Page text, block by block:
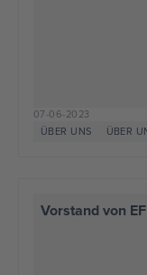
07-06-2023
ÜBER UNS
ÜBER
Vorstand von